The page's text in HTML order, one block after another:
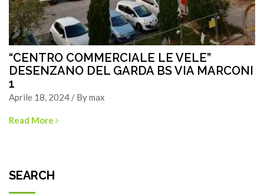
“CENTRO COMMERCIALE LE VELE”
DESENZANO DEL GARDA BS VIA MARCONI
1
Aprile 18, 2024 / By max
Read More
SEARCH